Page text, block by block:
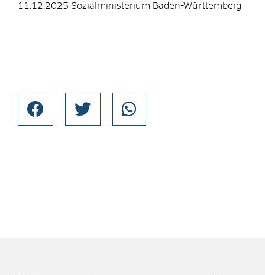
11.12.2025 Sozialministerium Baden-Württemberg